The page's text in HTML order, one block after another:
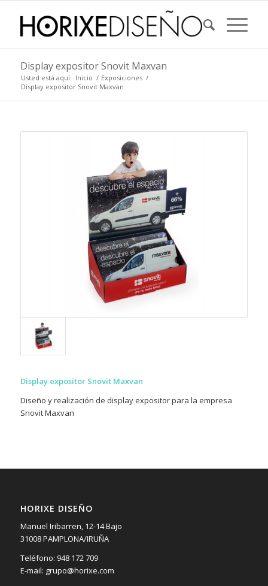
Display expositor Snovit Maxvan
Usted está aquí: Inicio / Exposiciones /
Display expositor Snovit Maxvan
Display expositor Snovit Maxvan
Diseño y realización de display expositor para la empresa
Snovit Maxvan
HORIXE DISEÑO
Manuel Iribarren, 12-14 Bajo
31008 PAMPLONA/IRUÑA
Teléfono: 948 172 709
E-mail: grupo@horixe.com